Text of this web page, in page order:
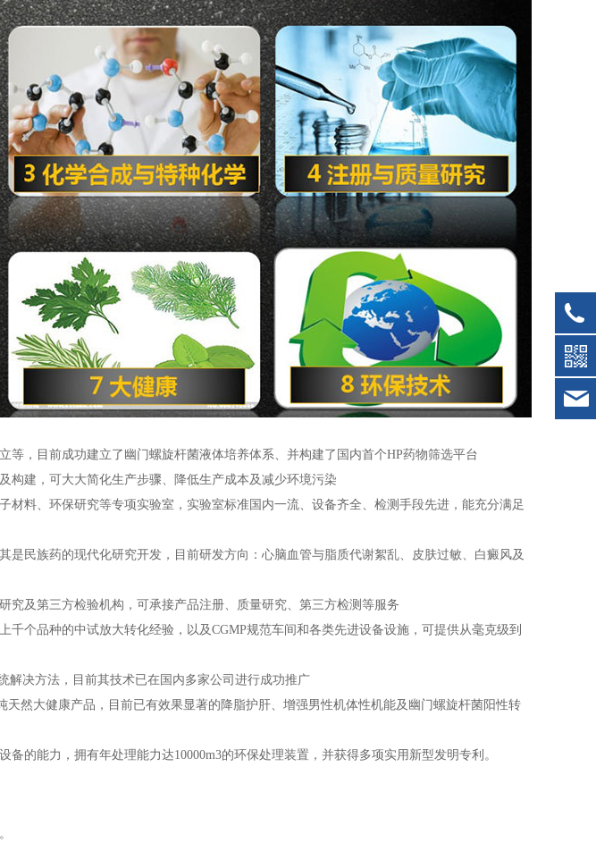
等，目前成功建立了幽门螺旋杆菌液体培养体系、并构建了国内首个HP药物筛选平台
构建，可大大简化生产步骤、降低生产成本及减少环境污染
材料、环保研究等专项实验室，实验室标准国内一流、设备齐全、检测手段先进，能充分满足
是民族药的现代化研究开发，目前研发方向：心脑血管与脂质代谢絮乱、皮肤过敏、白癜风及
究及第三方检验机构，可承接产品注册、质量研究、第三方检测等服务
个品种的中试放大转化经验，以及CGMP规范车间和各类先进设备设施，可提供从毫克级到
解决方法，目前其技术已在国内多家公司进行成功推广
天然大健康产品，目前已有效果显著的降脂护肝、增强男性机体性机能及幽门螺旋杆菌阳性转
的能力，拥有年处理能力达10000m3的环保处理装置，并获得多项实用新型发明专利。